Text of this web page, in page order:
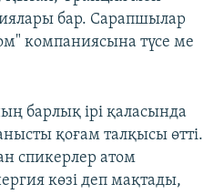
бар. Сарапшылар
компаниясына түсе ме
барлық ірі қаласында
қоғам талқысы өтті.
спикерлер атом
көзі деп мақтады,